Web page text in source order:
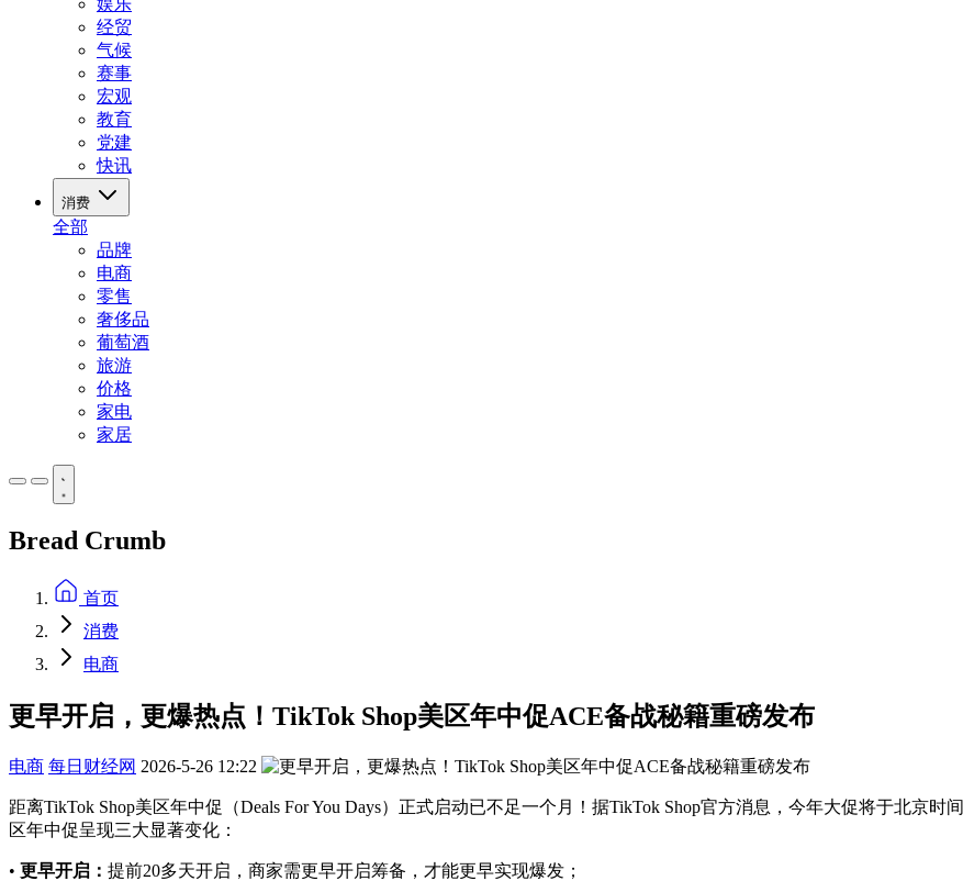
娱乐
经贸
气候
赛事
宏观
教育
党建
快讯
消费
全部
品牌
电商
零售
奢侈品
葡萄酒
旅游
价格
家电
家居
Bread Crumb
首页
消费
电商
更早开启，更爆热点！TikTok Shop美区年中促ACE备战秘籍重磅发布
电商 每日财经网 2026-5-26 12:22
距离TikTok Shop美区年中促（Deals For You Days）正式启动已不足一个月！据TikTok Shop官方消息，今年大促将于北京时间
区年中促呈现三大显著变化：
• 更早开启： 提前20多天开启，商家需更早开启筹备，才能更早实现爆发；